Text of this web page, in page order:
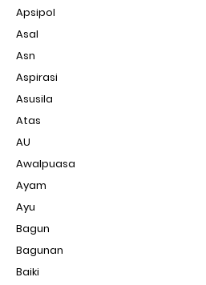
Apsipol
Asal
Asn
Aspirasi
Asusila
Atas
AU
Awalpuasa
Ayam
Ayu
Bagun
Bagunan
Baiki